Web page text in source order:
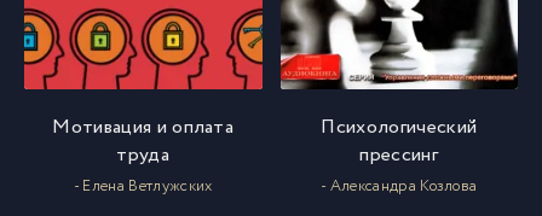
Мотивация и оплата
труда
- Елена Ветлужских
Психологический
прессинг
- Александра Козлова